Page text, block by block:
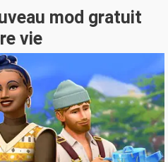
mod gratuit
vie